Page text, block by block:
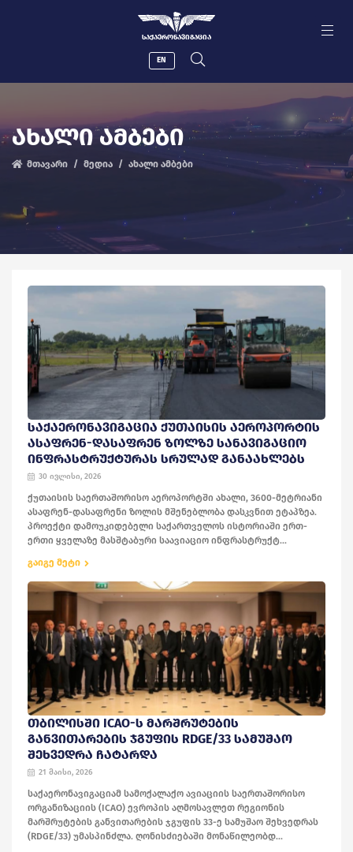
ᲡᲐᲥᲐᲔᲠᲝᲜᲐᲕᲘᲒᲐᲪᲘᲐ
EN
ᲐᲮᲐᲚᲘ ᲐᲛᲑᲔᲑᲘ
მთავარი მედია ახალი ამბები
ᲡᲐᲥᲐᲔᲠᲝᲜᲐᲕᲘᲒᲐᲪᲘᲐ ᲥᲣᲗᲐᲘᲡᲘᲡ ᲐᲔᲠᲝᲞᲝᲠᲢᲘᲡ
ᲐᲡᲐᲤᲠᲔᲜ-ᲓᲐᲡᲐᲤᲠᲔᲜ ᲖᲝᲚᲖᲔ ᲡᲐᲜᲐᲕᲘᲒᲐᲪᲘᲝ
ᲘᲜᲤᲠᲐᲡᲢᲠᲣᲥᲢᲣᲠᲐᲡ ᲡᲠᲣᲚᲐᲓ ᲒᲐᲜᲐᲐᲮᲚᲔᲑᲡ
30 ივლისი, 2026
ქუთაისის საერთაშორისო აეროპორტში ახალი, 3600-მეტრიანი
ასაფრენ-დასაფრენი ზოლის მშენებლობა დასკვნით ეტაპზეა.
პროექტი დამოუკიდებელი საქართველოს ისტორიაში ერთ-
ერთი ყველაზე მასშტაბური საავიაციო ინფრასტრუქტ...
გაიგე მეტი
ᲗᲑᲘᲚᲘᲡᲨᲘ ICAO-Ს ᲛᲐᲠᲨᲠᲣᲢᲔᲑᲘᲡ
ᲒᲐᲜᲕᲘᲗᲐᲠᲔᲑᲘᲡ ᲯᲒᲣᲤᲘᲡ RDGE/33 ᲡᲐᲛᲣᲨᲐᲝ
ᲨᲔᲮᲕᲔᲓᲠᲐ ᲩᲐᲢᲐᲠᲓᲐ
21 მაისი, 2026
საქაერონავიგაციამ სამოქალაქო ავიაციის საერთაშორისო
ორგანიზაციის (ICAO) ევროპის აღმოსავლეთ რეგიონის
მარშრუტების განვითარების ჯგუფის 33-ე სამუშაო შეხვედრას
(RDGE/33) უმასპინძლა. ღონისძიებაში მონაწილეობდ...